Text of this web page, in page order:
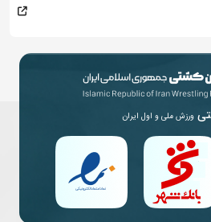
ورزش ملی و اول ایران